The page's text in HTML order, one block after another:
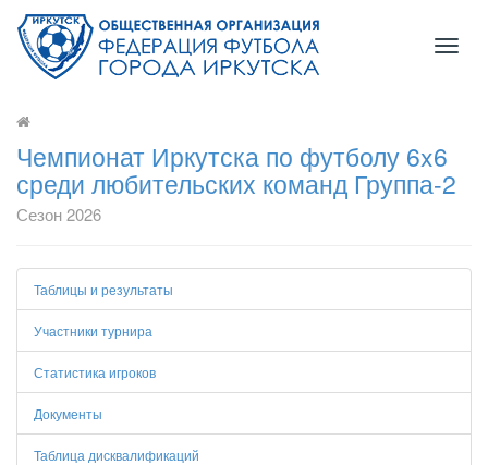
Чемпионат Иркутска по футболу 6x6
среди любительских команд Группа-2
Сезон 2026
Таблицы и результаты
Участники турнира
Статистика игроков
Документы
Таблица дисквалификаций